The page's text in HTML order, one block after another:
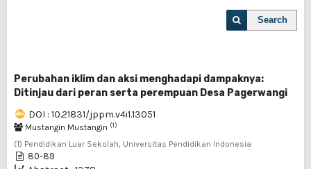
Search
Perubahan iklim dan aksi menghadapi dampaknya:
Ditinjau dari peran serta perempuan Desa Pagerwangi
DOI : 10.21831/jppm.v4i1.13051
Mustangin Mustangin (1)
(1) Pendidikan Luar Sekolah, Universitas Pendidikan Indonesia
80-89